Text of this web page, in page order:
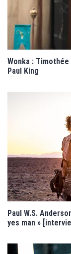
Wonka :
Paul King
Paul W.S.
yes man »